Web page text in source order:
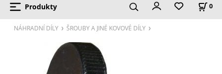
Produkty 0
NÁHRADNÍ DÍLY ŠROUBY A JINÉ KOVOVÉ DÍLY